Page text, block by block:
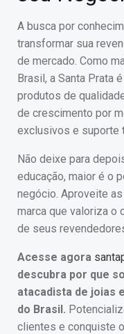
A busca por
transformar sua
de mercado. Como
Brasil, a Santa Prata
produtos de
de crescimento por
exclusivos e suporte
Não deixe para
educação, maior é o
negócio. Aproveite
marca que valoriza o
de seus
Acesse agora
descubra por que
atacadista de joias
do Brasil.
clientes e conquiste